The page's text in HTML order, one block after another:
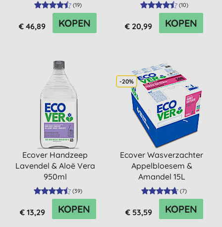
(19)
€ 46,89 KOPEN
(10)
€ 20,99 KOPEN
Ecover Handzeep
Lavendel & Aloë Vera
950ml
(39)
€ 13,29 KOPEN
-20%
Ecover Wasverzachter
Appelbloesem &
Amandel 15L
(7)
€ 53,59 KOPEN